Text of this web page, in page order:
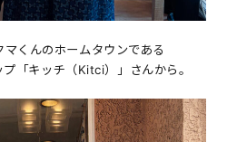
くんのホームタウンである
「キッチ（Kitci）」さんから。